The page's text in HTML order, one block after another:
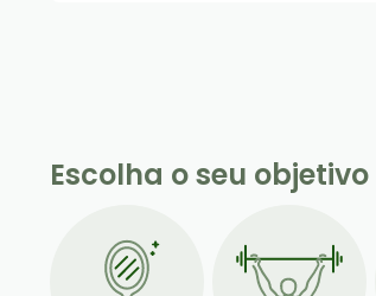
Escolha o seu objetivo